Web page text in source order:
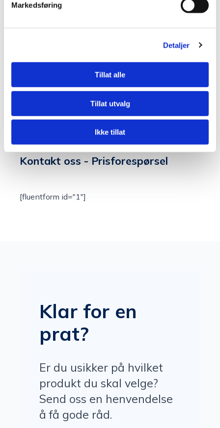
Markedsføring
Detaljer
Tillat alle
Tillat utvalg
Ikke tillat
Resultattavle
Kontakt oss - Prisforespørsel
[fluentform id="1"]
Klar for en
prat?
Er du usikker på hvilket
produkt du skal velge?
Send oss en henvendelse
å få gode råd.